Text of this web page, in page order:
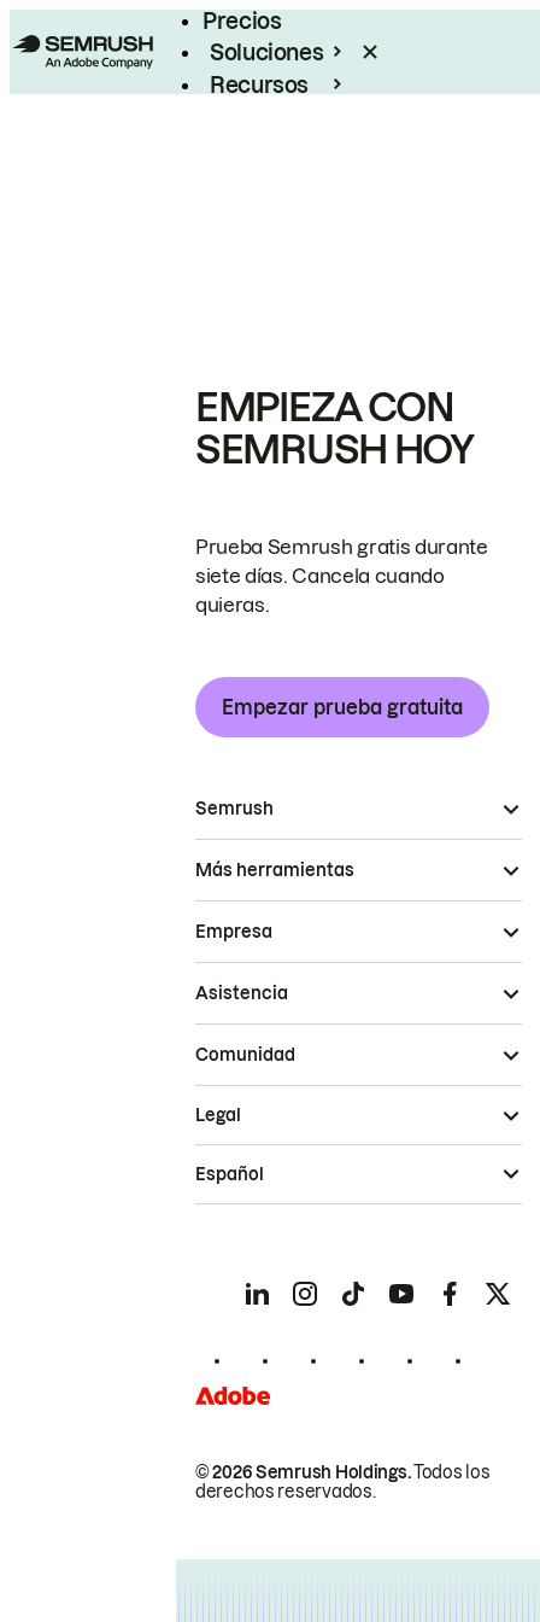
Precios
Soluciones
Recursos
EMPIEZA CON
SEMRUSH HOY
Prueba Semrush gratis durante
siete días. Cancela cuando
quieras.
Empezar prueba gratuita
Semrush
Más herramientas
Empresa
Asistencia
Comunidad
© 2026 Semrush Holdings.Todos los
derechos reservados.
Legal
Español